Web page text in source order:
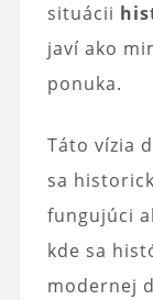
situácii
javí ako
ponuka.
Táto vízia
sa
fungujúci
kde sa
modernej